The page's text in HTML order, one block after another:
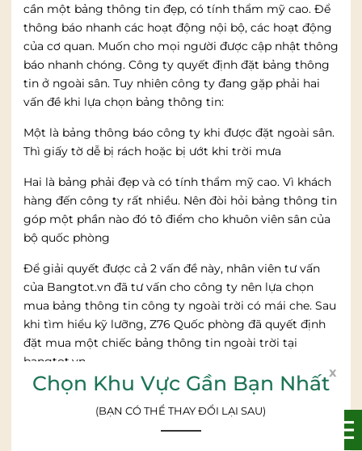
cần một bảng thông tin đẹp, có tính thẩm mỹ cao. Để
thông báo nhanh các hoạt động nội bộ, các hoạt động
của cơ quan. Muốn cho mọi người được cập nhật thông
báo nhanh chóng. Công ty quyết định đặt bảng thông
tin ở ngoài sân. Tuy nhiên công ty đang gặp phải hai
vấn đề khi lựa chọn bảng thông tin:
Một là bảng thông báo công ty khi được đặt ngoài sân.
Thì giấy tờ dễ bị rách hoặc bị ướt khi trời mưa
Hai là bảng phải đẹp và có tính thẩm mỹ cao. Vì khách
hàng đến công ty rất nhiều. Nên đòi hỏi bảng thông tin
góp một phần nào đó tô điểm cho khuôn viên sân của
bộ quốc phòng
Để giải quyết được cả 2 vấn đề này, nhân viên tư vấn
của Bangtot.vn đã tư vấn cho công ty nên lựa chọn
mua bảng thông tin công ty ngoài trời có mái che. Sau
khi tìm hiểu kỹ lưỡng, Z76 Quốc phòng đã quyết định
đặt mua một chiếc bảng thông tin ngoài trời tại
bangtot.vn.
Sau khi lắp đặt hoàn chỉnh, ban Giám đốc công ty rất
hài lòng về sản phẩm bảng của chúng tôi.
x
Chọn Khu Vực Gần Bạn Nhất
(BẠN CÓ THỂ THAY ĐỔI LẠI SAU)